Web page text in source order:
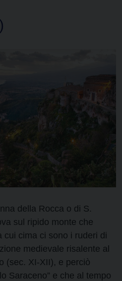
della Rocca o di S.
sul ripido monte che
cui cima ci sono i ruderi di
medievale risalente al
(sec. XI-XII), e perciò
Saraceno” e che al tempo